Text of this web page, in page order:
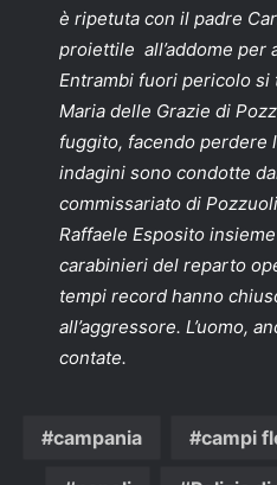
è ripetuta con il padre
proiettile all’addome per
Entrambi fuori pericolo si
Maria delle Grazie di
fuggito, facendo perdere
indagini sono condotte
commissariato di
Raffaele Esposito
carabinieri del reparto
tempi record hanno
all’aggressore. L’uomo,
contate.
campania campi